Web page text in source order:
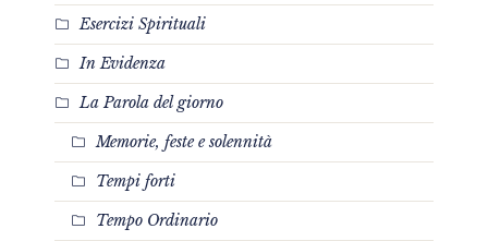
Esercizi Spirituali
In Evidenza
La Parola del giorno
Memorie, feste e solennità
Tempi forti
Tempo Ordinario